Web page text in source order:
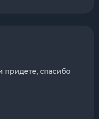
придете, спасибо